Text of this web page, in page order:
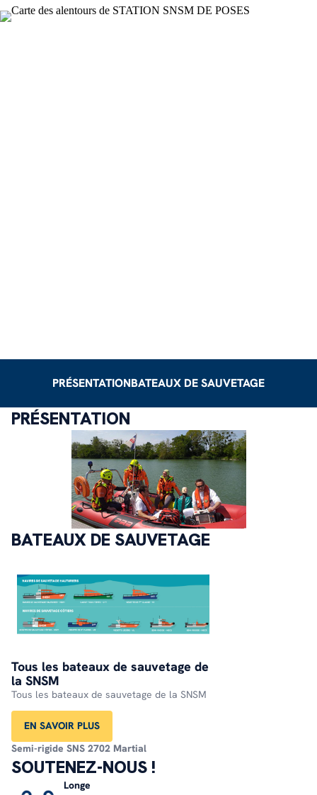
PRÉSENTATIONBATEAUX DE SAUVETAGE
PRÉSENTATION
BATEAUX DE SAUVETAGE
Tous les bateaux de sauvetage de
la SNSM
Tous les bateaux de sauvetage de la SNSM
EN SAVOIR PLUS
Semi-rigide SNS 2702 Martial
SOUTENEZ-NOUS !
Longe